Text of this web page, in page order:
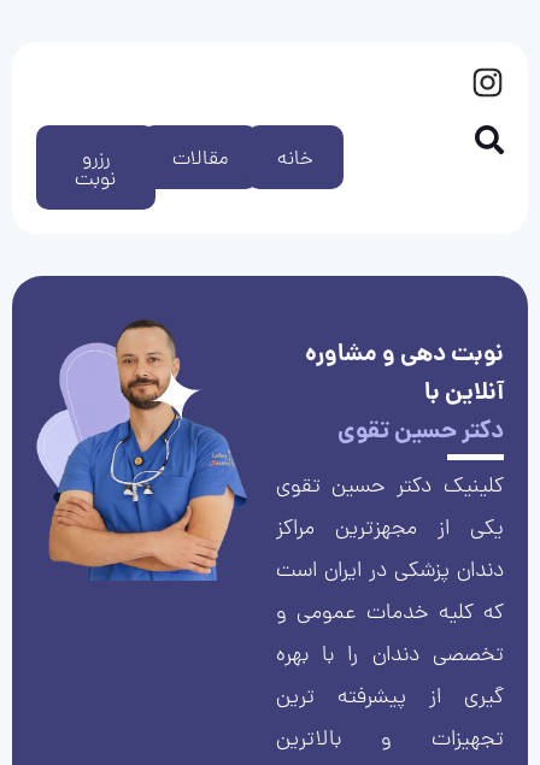
رزرو
نوبت
مقالات خانه
نوبت دهی و مشاوره
آنلاین با
دکتر حسین تقوی
کلینیک دکتر حسین تقوی
یکی از مجهزترین مراکز
دندان پزشکی در ایران است
که کلیه خدمات عمومی و
تخصصی دندان را با بهره
گیری از پیشرفته ترین
تجهیزات و بالاترین